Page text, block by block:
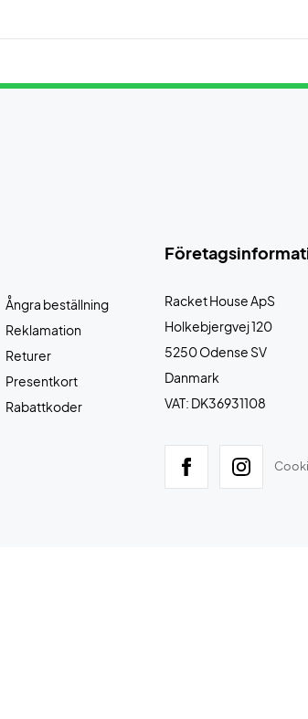
Racket House ApS
Holkebjergvej 120
5250 Odense SV
Danmark
VAT: DK36931108
Ångra beställning
Reklamation
Returer
Presentkort
Rabattkoder